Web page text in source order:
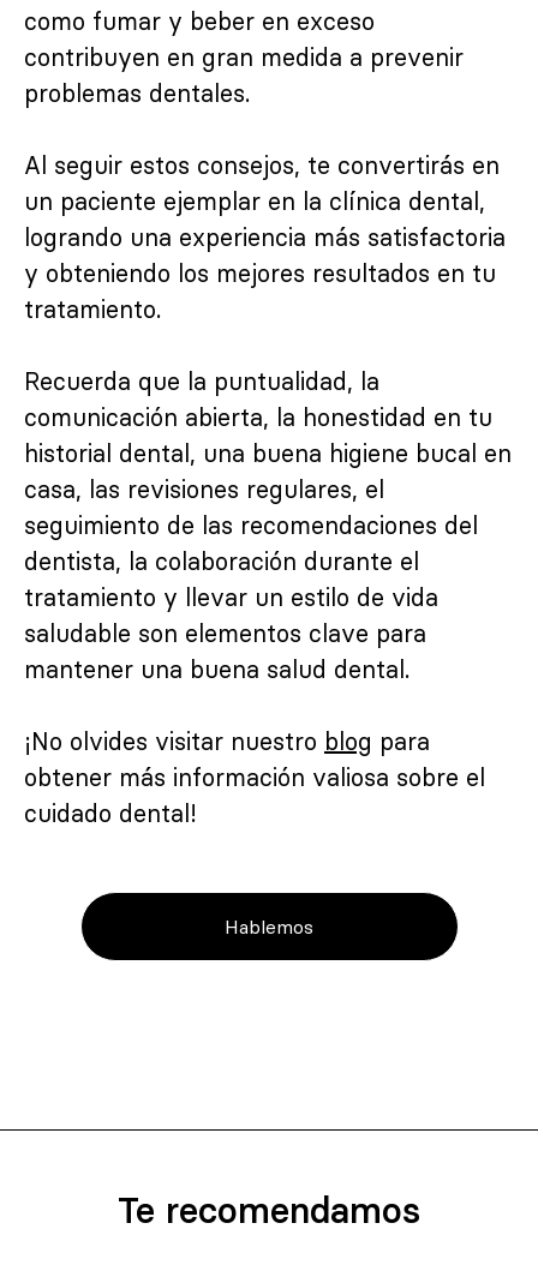
como fumar y beber en exceso
contribuyen en gran medida a prevenir
problemas dentales.
Al seguir estos consejos, te convertirás en
un paciente ejemplar en la clínica dental,
logrando una experiencia más satisfactoria
y obteniendo los mejores resultados en tu
tratamiento.
Recuerda que la puntualidad, la
comunicación abierta, la honestidad en tu
historial dental, una buena higiene bucal en
casa, las revisiones regulares, el
seguimiento de las recomendaciones del
dentista, la colaboración durante el
tratamiento y llevar un estilo de vida
saludable son elementos clave para
mantener una buena salud dental.
¡No olvides visitar nuestro blog para
obtener más información valiosa sobre el
cuidado dental!
Hablemos
Te recomendamos